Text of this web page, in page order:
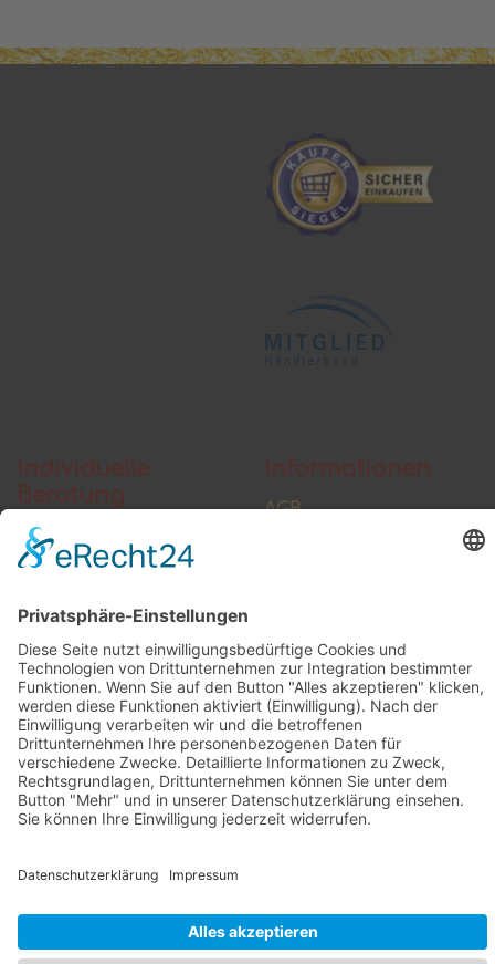
AGB
Widerrufsformular
Kundenstimmen
Social Media
© 2026 raumkultur.eu